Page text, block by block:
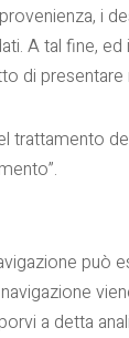
i
A tal fine,
di
può
a detta